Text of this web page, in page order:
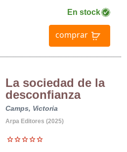
En stock
comprar
La sociedad de la
desconfianza
Camps, Victoria
Arpa Editores (2025)